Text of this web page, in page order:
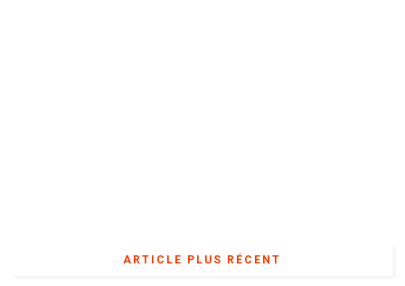
ARTICLE PLUS RÉCENT